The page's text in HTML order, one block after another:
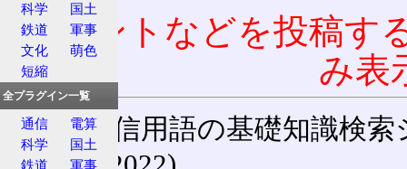
コメントなどを投稿す
み表
通信用語の基礎知識検索
科学
国土
鉄道
軍事
文化
萌色
短縮
全プラグイン一覧
通信
電算
科学
国土
鉄道
軍事